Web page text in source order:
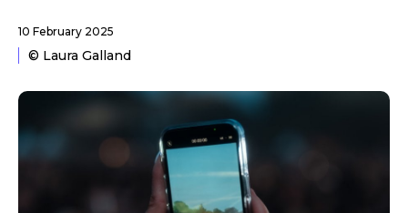
10 February 2025
© Laura Galland